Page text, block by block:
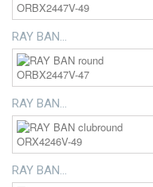
RAY BAN...
RAY BAN...
RAY BAN...